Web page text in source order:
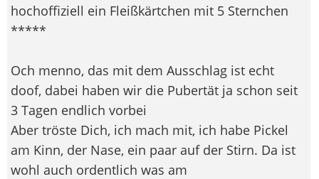
hochoffiziell ein Fleißkärtchen mit 5 Sternchen
*****
Och menno, das mit dem Ausschlag ist echt
doof, dabei haben wir die Pubertät ja schon seit
3 Tagen endlich vorbei
Aber tröste Dich, ich mach mit, ich habe Pickel
am Kinn, der Nase, ein paar auf der Stirn. Da ist
wohl auch ordentlich was am